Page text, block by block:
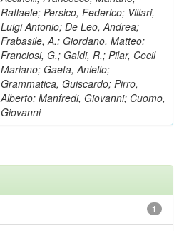
Raffaele; Persico, Federico; Villari,
Luigi Antonio; De Leo, Andrea;
Frabasile, A.; Giordano, Matteo;
Franciosi, G.; Galdi, R.; Pilar, Cecil
Mariano; Gaeta, Aniello;
Grammatica, Guiscardo; Pirro,
Alberto; Manfredi, Giovanni; Cuomo,
Giovanni
1